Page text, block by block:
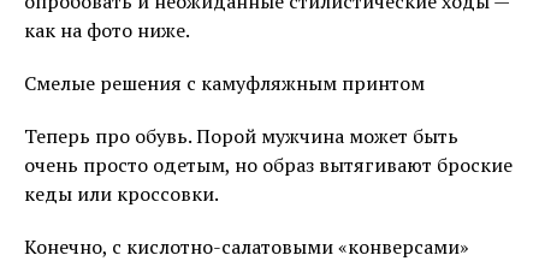
как на фото ниже.
Смелые решения с камуфляжным принтом
Теперь про обувь. Порой мужчина может быть
очень просто одетым, но образ вытягивают броские
кеды или кроссовки.
Конечно, с кислотно-салатовыми «конверсами»